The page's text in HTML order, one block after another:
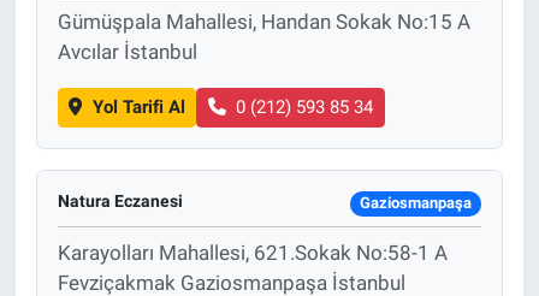
Gümüşpala Mahallesi, Handan Sokak No:15 A
Avcılar İstanbul
Yol Tarifi Al 0 (212) 593 85 34
Natura Eczanesi Gaziosmanpaşa
Karayolları Mahallesi, 621.Sokak No:58-1 A
Fevziçakmak Gaziosmanpaşa İstanbul